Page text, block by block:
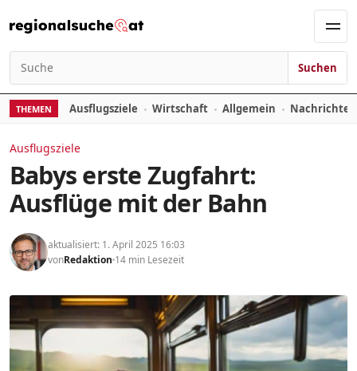
Suchen nach:
Suchen
THEMEN Ausflugsziele Wirtschaft Allgemein
Ausflugsziele
Babys erste Zugfahrt:
Ausflüge mit der Bahn
aktualisiert: 1. April 2025 16:03
vonRedaktion 14 min Lesezeit